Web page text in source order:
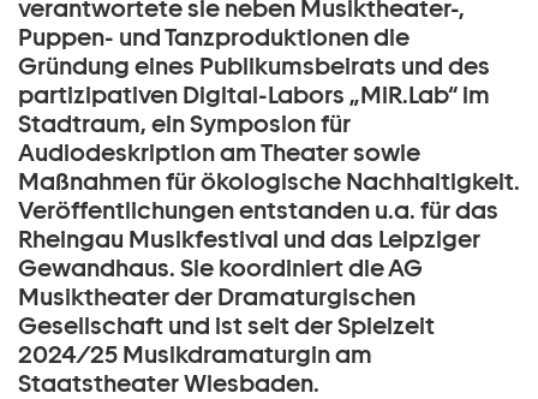
verantwortete sie neben Musiktheater-,
Puppen- und Tanzproduktionen die
Gründung eines Publikumsbeirats und des
partizipativen Digital-Labors „MiR.Lab“ im
Stadtraum, ein Symposion für
Audiodeskription am Theater sowie
Maßnahmen für ökologische Nachhaltigkeit.
Veröffentlichungen entstanden u.a. für das
Rheingau Musikfestival und das Leipziger
Gewandhaus. Sie koordiniert die AG
Musiktheater der Dramaturgischen
Gesellschaft und ist seit der Spielzeit
2024/25 Musikdramaturgin am
Staatstheater Wiesbaden.